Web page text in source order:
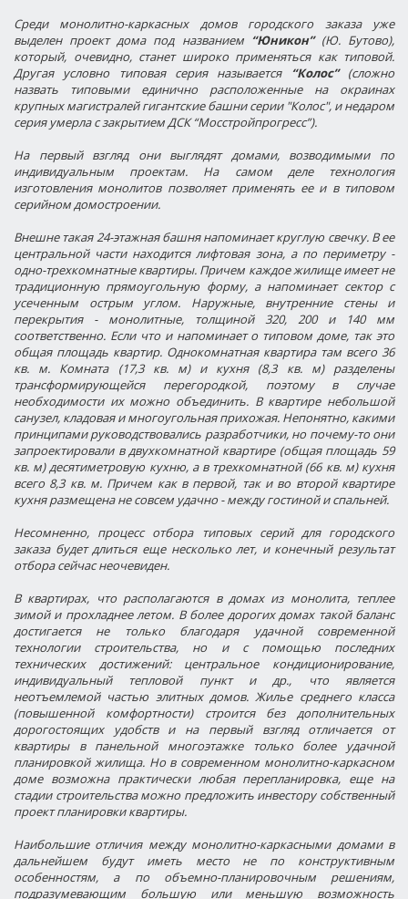
Среди монолитно-каркасных домов городского заказа уже
выделен проект дома под названием “Юникон”(Ю. Бутово),
который, очевидно, станет широко применяться как типовой.
Другая условно типовая серия называется
“Колос”(сложно
назвать типовыми единично расположенные на окраинах
крупных магистралей гигантские башни серии "Колос", и недаром
серия умерла с закрытием ДСК “Мосстройпрогресс”).
На первый взгляд они выглядят домами, возводимыми по
индивидуальным проектам. На самом деле технология
изготовления монолитов позволяет применять ее и в типовом
серийном домостроении.
Внешне такая 24-этажная башня напоминает круглую свечку. В ее
центральной части находится лифтовая зона, а по периметру -
одно-трехкомнатные квартиры. Причем каждое жилище имеет не
традиционную прямоугольную форму, а напоминает сектор с
усеченным острым углом. Наружные, внутренние стены и
перекрытия - монолитные, толщиной 320, 200 и 140 мм
соответственно. Если что и напоминает о типовом доме, так это
общая площадь квартир. Однокомнатная квартира там всего 36
кв. м. Комната (17,3 кв. м) и кухня (8,3 кв. м) разделены
трансформирующейся перегородкой, поэтому в случае
необходимости их можно объединить. В квартире небольшой
санузел, кладовая и многоугольная прихожая. Непонятно, какими
принципами руководствовались разработчики, но почему-то они
запроектировали в двухкомнатной квартире (общая площадь 59
кв. м) десятиметровую кухню, а в трехкомнатной (66 кв. м) кухня
всего 8,3 кв. м. Причем как в первой, так и во второй квартире
кухня размещена не совсем удачно - между гостиной и спальней.
Несомненно, процесс отбора типовых серий для городского
заказа будет длиться еще несколько лет, и конечный результат
отбора сейчас неочевиден.
В квартирах, что располагаются в домах из монолита, теплее
зимой и прохладнее летом. В более дорогих домах такой баланс
достигается не только благодаря удачной современной
технологии строительства, но и с помощью последних
технических достижений: центральное кондиционирование,
индивидуальный тепловой пункт и др., что является
неотъемлемой частью элитных домов. Жилье среднего класса
(повышенной комфортности) строится без дополнительных
дорогостоящих удобств и на первый взгляд отличается от
квартиры в панельной многоэтажке только более удачной
планировкой жилища. Но в современном монолитно-каркасном
доме возможна практически любая перепланировка, еще на
стадии строительства можно предложить инвестору собственный
проект планировки квартиры.
Наибольшие отличия между монолитно-каркасными домами в
дальнейшем будут иметь место не по конструктивным
особенностям, а по объемно-планировочным решениям,
подразумевающим большую или меньшую возможность